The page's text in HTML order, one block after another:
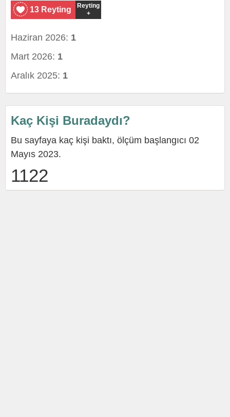
13 Reyting
Reyting
+
Haziran 2026: 1
Mart 2026: 1
Aralık 2025: 1
Kaç Kişi Buradaydı?
Bu sayfaya kaç kişi baktı, ölçüm başlangıcı 02
Mayıs 2023.
1122